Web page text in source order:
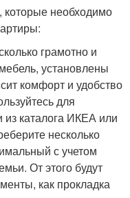
необходимо
грамотно и
установлены
комфорт и удобство
для
каталога ИКЕА или
несколько
с учетом
От этого будут
как прокладка